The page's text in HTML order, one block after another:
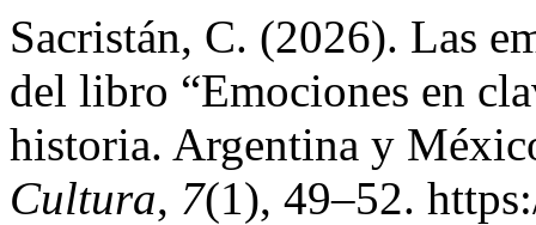
Sacristán, C. (2026). Las
del libro “Emociones en
historia. Argentina y
Cultura, 7(1), 49–52.